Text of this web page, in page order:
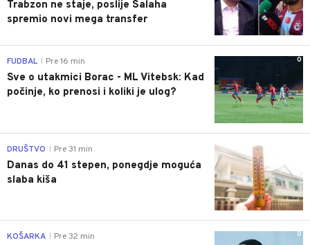
Trabzon ne staje, poslije Salaha
spremio novi mega transfer
0
FUDBAL Pre 16 min
Sve o utakmici Borac - ML Vitebsk: Kad
počinje, ko prenosi i koliki je ulog?
DRUŠTVO Pre 31 min
Danas do 41 stepen, ponegdje moguća
slaba kiša
0
KOŠARKA Pre 32 min